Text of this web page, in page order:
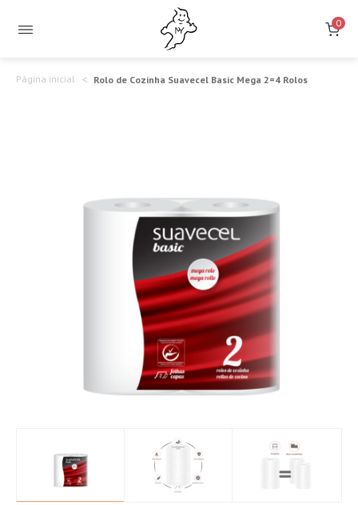
0
Página inicial Rolo de Cozinha Suavecel Basic Mega 2=4 Rolos
Rolo
Cozinha
Mega
Papel,
Mais
Conveniência
Económico
Eficiente